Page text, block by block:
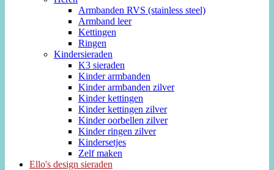
Armbanden RVS (stainless steel)
Armband leer
Kettingen
Ringen
Kindersieraden
K3 sieraden
Kinder armbanden
Kinder armbanden zilver
Kinder kettingen
Kinder kettingen zilver
Kinder oorbellen zilver
Kinder ringen zilver
Kindersetjes
Zelf maken
Ello's design sieraden